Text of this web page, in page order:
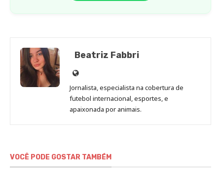
Beatriz Fabbri
Site
de
Beatriz
Fabbri
Jornalista, especialista na cobertura de
futebol internacional, esportes, e
apaixonada por animais.
VOCÊ PODE GOSTAR TAMBÉM